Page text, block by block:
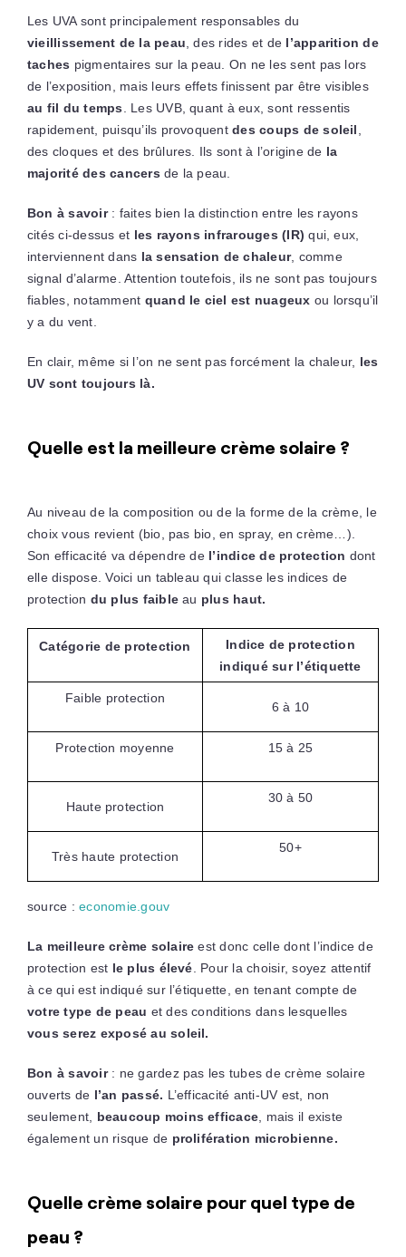
Les UVA sont principalement responsables du
vieillissement de la peau , des rides et de l’apparition de
taches pigmentaires sur la peau. On ne les sent pas lors
de l’exposition, mais leurs effets finissent par être visibles
au fil du temps . Les UVB, quant à eux, sont ressentis
rapidement, puisqu’ils provoquentdes coups de soleil
des cloques et des brûlures. Ils sont à l’origine de la
majorité des cancers de la peau.
Bon à savoir: faites bien la distinction entre les rayons
cités ci-dessus et les rayons infrarouges (IR) qui, eux,
interviennent dans la sensation de chaleur, comme
signal d’alarme. Attention toutefois, ils ne sont pas toujours
fiables, notamment quand le ciel est nuageux ou lorsqu’il
y a du vent.
En clair, même si l’on ne sent pas forcément la chaleur, les
UV sont toujours là.
Quelle est la meilleure crème solaire ?
Au niveau de la composition ou de la forme de la crème, le
choix vous revient (bio, pas bio, en spray, en crème…).
Son efficacité va dépendre de l’indice de protection dont
elle dispose. Voici un tableau qui classe les indices de
protection du plus faible au plus haut.
Catégorie de protection
Indice de protection
indiqué sur l’étiquette
Faible protection
6 à 10
Protection moyenne 15 à 25
Haute protection
30 à 50
Très haute protection
50+
source :economie.gouv
La meilleure crème solaire est donc celle dont l’indice de
protection est le plus élevé . Pour la choisir, soyez attentif
à ce qui est indiqué sur l’étiquette, en tenant compte de
votre type de peau et des conditions dans lesquelles
vous serez exposé au soleil.
Bon à savoir: ne gardez pas les tubes de crème solaire
ouverts de l’an passé. L’efficacité anti-UV est, non
seulement, beaucoup moins efficace , mais il existe
également un risque de prolifération microbienne.
Quelle crème solaire pour quel type de
peau ?